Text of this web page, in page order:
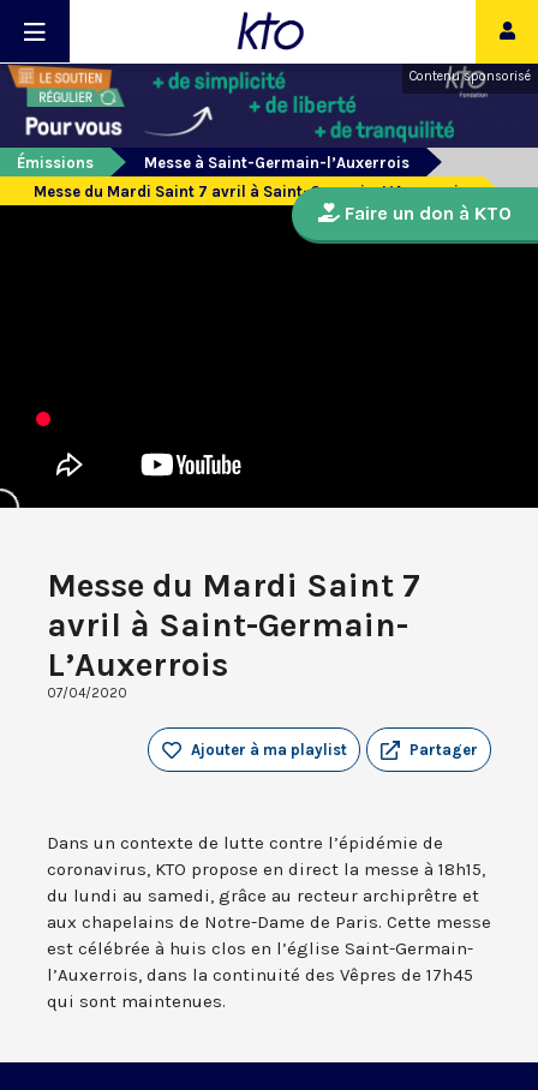
Contenu sponsorisé
Émissions
Messe à Saint-Germain-l’Auxerrois
Messe du Mardi Saint 7 avril à Saint-Germain-L’Auxerrois
Messe du Mardi Saint 7
avril à Saint-Germain-
L’Auxerrois
07/04/2020
Partager
Ajouter à ma playlist
Dans un contexte de lutte contre l’épidémie de
coronavirus, KTO propose en direct la messe à 18h15,
du lundi au samedi, grâce au recteur archiprêtre et
aux chapelains de Notre-Dame de Paris. Cette messe
est célébrée à huis clos en l’église Saint-Germain-
l’Auxerrois, dans la continuité des Vêpres de 17h45
qui sont maintenues.
Faire un don à KTO